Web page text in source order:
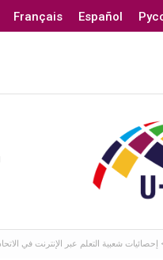
Español
Français
إحصائيات شعبية التعلم عبر الإنترنت في